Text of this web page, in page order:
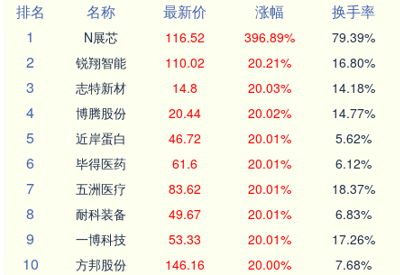
排名
名称 最新价 涨幅
换手率
1
N展芯 116.52 396.89% 79.39%
2 锐翔智能 110.02 20.21% 16.80%
3 志特新材 14.8 20.03% 14.18%
4 博腾股份 20.44 20.02% 14.77%
5 近岸蛋白 46.72 20.01% 5.62%
6 毕得医药 61.6 20.01% 6.12%
7 五洲医疗 83.62 20.01% 18.37%
8 耐科装备 49.67 20.01% 6.83%
9 一博科技 53.33 20.01% 17.26%
10 方邦股份 146.16 20.00% 7.68%